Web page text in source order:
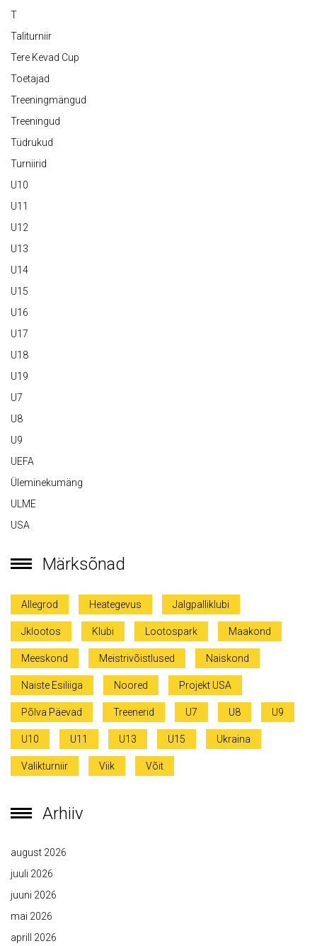
T
Taliturniir
Tere Kevad Cup
Toetajad
Treeningmängud
Treeningud
Tüdrukud
Turniirid
U10
U11
U12
U13
U14
U15
U16
U17
U18
U19
U7
U8
U9
UEFA
Üleminekumäng
ULME
USA
Märksõnad
Allegrod Heategevus Jalgpalliklubi
Jklootos Klubi Lootospark Maakond
Meeskond Meistrivõistlused Naiskond
Naiste Esiliiga Noored Projekt USA
Põlva Päevad Treenerid U7 U8 U9
U10 U11 U13 U15 Ukraina
Valikturniir Viik Võit
Arhiiv
august 2026
juuli 2026
juuni 2026
mai 2026
aprill 2026